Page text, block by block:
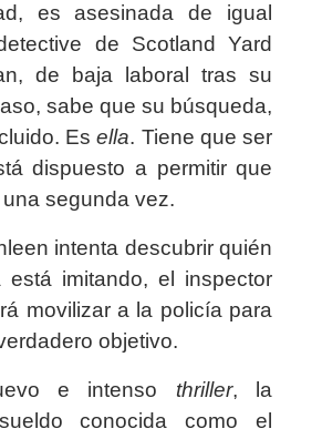
es asesinada de igual
de Scotland Yard
de baja laboral tras su
sabe que su búsqueda,
Esella. Tiene que ser
dispuesto a permitir que
segunda vez.
intenta descubrir quién
imitando, el inspector
movilizar a la policía para
objetivo.
e intenso thriller, la
conocida como el